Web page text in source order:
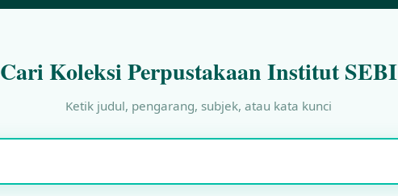
Cari Koleksi Perpustakaan Institut SEBI
Ketik judul, pengarang, subjek, atau kata kunci